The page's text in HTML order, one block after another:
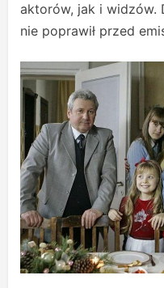
aktorów, jak i widzów.
nie poprawił przed